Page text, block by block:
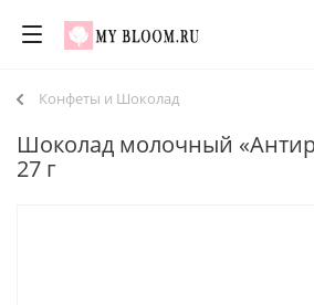
Конфеты и Шоколад
Шоколад молочный
27 г